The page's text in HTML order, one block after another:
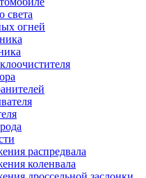
света
огней
распредвала
коленвала